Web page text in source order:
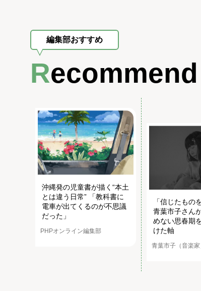
編集部おすすめ
Recommend
沖縄発の児童書が描く“本土
とは違う日常” 「教科書に
電車が出てくるのが不思議
だった」
PHPオンライン編集部
「信じたもの
青葉市子さん
めない思春期
けた軸
青葉市子（音楽家